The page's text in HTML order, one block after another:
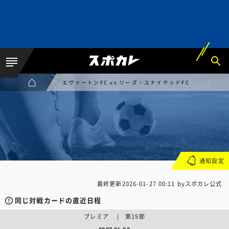
エヴァートンFC vs リーズ・ユナイテッドFC
最終更新2026-01-27 00:11 byスポカレ公式
同じ対戦カードの直近日程
プレミア | 第19節
通知設定